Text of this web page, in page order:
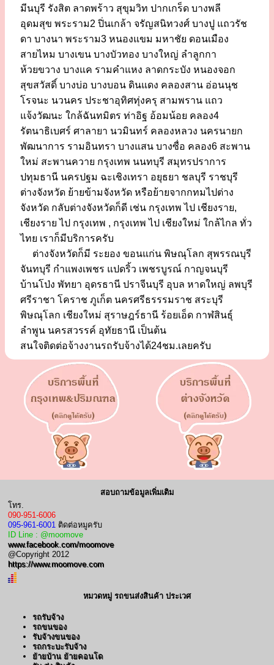
มีนบุรี รังสิต ลาดพร้าว สุขุมวิท ปากเกร็ด บางพลี
อุดมสุข พระราม2 ปิ่นเกล้า จรัญสนิทวงศ์ บางปู แถวรัช
ดา บางนา พระราม3 หนองแขม มหาชัย ดอนเมือง
สายไหม บางเขน บางบัวทอง บางใหญ่ ลำลูกกา
ห้วยขวาง บางแค รามคำแหง ลาดกระบัง หนองจอก
สุขสวัสดิ์ บางบ่อ บางบอน ดินแดง คลองสาน อ่อนนุช
โรจนะ นวนคร ประชาอุทิศทุ่งครุ สามพราน แถว
แจ้งวัฒนะ ใกล้ฉันทมิตร ท่าอิฐ อ้อมน้อย คลอง4
รัตนาธิเบศร์ ศาลายา นวมินทร์ คลองหลวง นครนายก
พัฒนาการ รามอินทรา บางแสน บางซื่อ คลอง6 สะพาน
ใหม่ สะพานควาย กรุงเทพ นนทบุรี สมุทรปราการ
ปทุมธานี นครปฐม ฉะเชิงเทรา อยุธยา ชลบุรี ราชบุรี
ต่างจังหวัด ย้ายข้ามจังหวัด หรือย้ายจากกทมไปต่าง
จังหวัด กลับต่างจังหวัดก็ดี เช่น กรุงเทพ ไป เชียงราย,
เชียงราย ไป กรุงเทพ , กรุงเทพ ไป เชียงใหม่ ใกล้ไกล ทั่ว
ไทย เราก็มีบริการครับ
ต่างจังหวัดก็มี ระยอง ขอนแก่น พิษณุโลก สุพรรณบุรี
จันทบุรี กำแพงเพชร แปดริ้ว เพชรบูรณ์ กาญจนบุรี
บ้านโป่ง พัทยา อุดรธานี ปราจีนบุรี อุบล หาดใหญ่ ลพบุรี
ศรีราชา โคราช ภูเก็ต นครศรีธรรรมราช สระบุรี
พิษณุโลก เชียงใหม่ สุราษฎร์ธานี ร้อยเอ็ด กาฬสินธุ์
ลำพูน นครสวรรค์ อุทัยธานี เป็นต้น
สนใจติดต่อจ้างงานรถรับจ้างได้24ชม.เลยครับ
สอบถามข้อมูลเพิ่มเติม
โทร.
090-951-6006
095-961-6001 ติดต่อหมูครับ
ID Line : @moomove
www.facebook.com/moomove
@Copyright 2012
https://www.moomove.com
หมวดหมู่ รถขนส่งสินค้า ประเวศ
รถรับจ้าง
รถขนของ
รับจ้างขนของ
รถกระบะรับจ้าง
ย้ายบ้าน ย้ายคอนโด